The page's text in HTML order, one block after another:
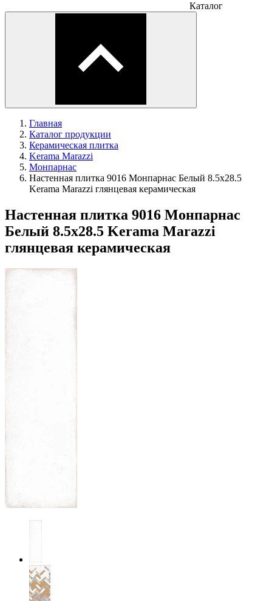
Каталог
Главная
Каталог продукции
Керамическая плитка
Kerama Marazzi
Монпарнас
Настенная плитка 9016 Монпарнас Белый 8.5x28.5
Kerama Marazzi глянцевая керамическая
Настенная плитка 9016 Монпарнас
Белый 8.5x28.5 Kerama Marazzi
глянцевая керамическая